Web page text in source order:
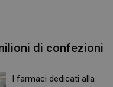
di confezioni
I farmaci dedicati alla